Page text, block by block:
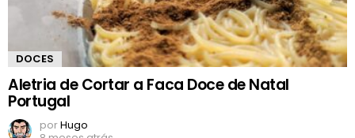
DOCES
Aletria de Cortar a Faca Doce de Natal
Portugal
porHugo